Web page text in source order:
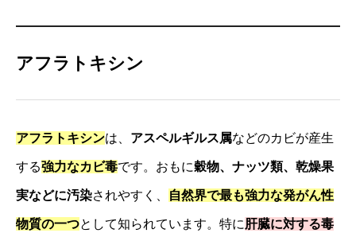
アフラトキシン
アフラトキシンは、 アスペルギルス属などのカビが産生
する強力なカビ毒です。おもに穀物、ナッツ類、乾燥果
実などに汚染されやすく、 自然界で最も強力な発がん性
物質の一つとして知られています。特に肝臓に対する毒